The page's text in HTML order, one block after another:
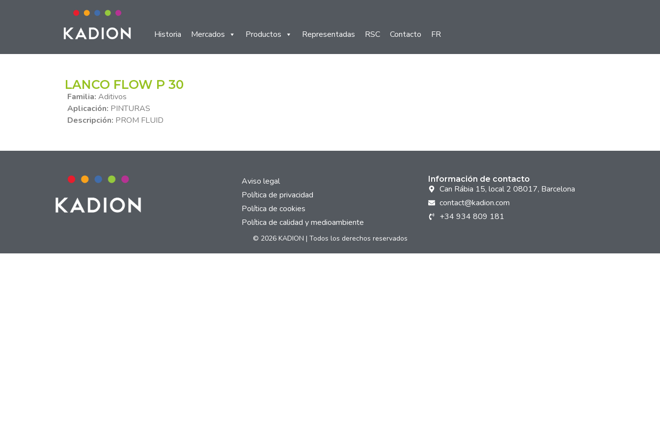
Historia Mercados Productos Representadas RSC Contacto FR
LANCO FLOW P 30
Familia: Aditivos
Aplicación: PINTURAS
Descripción: PROM FLUID
Aviso legal
Política de privacidad
Política de cookies
Política de calidad y medioambiente
Información de contacto
Can Rábia 15, local 2 08017, Barcelona
contact@kadion.com
+34 934 809 181
© 2026 KADION | Todos los derechos reservados